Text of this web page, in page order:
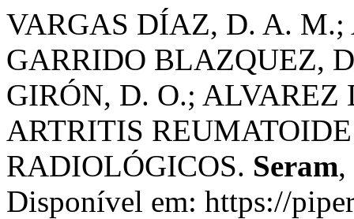
VARGAS DÍAZ, D. A.
GARRIDO BLAZQUEZ,
GIRÓN, D. O.;
ARTRITIS
RADIOLÓGICOS. Seram,
Disponível em: https://